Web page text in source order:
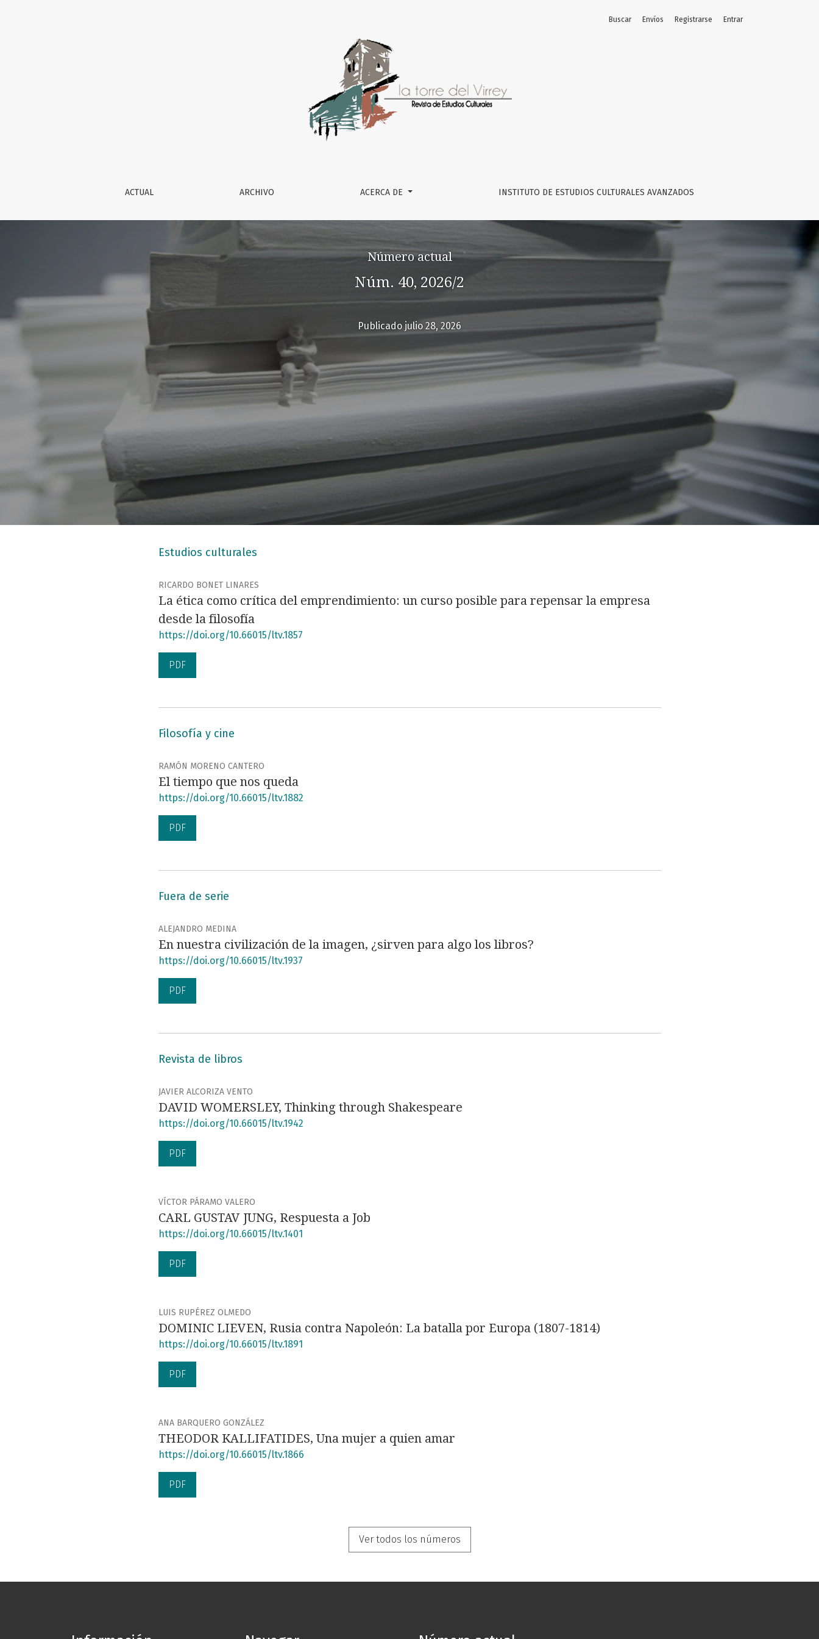
ACTUAL ARCHIVO ACERCA DE INSTITUTO DE ESTUDIOS CULTURALES AVANZADOS
Buscar Envíos Registrarse Entrar
Número actual
Núm. 40, 2026/2
Publicado julio 28, 2026
Estudios culturales
RICARDO BONET LINARES
La ética como crítica del emprendimiento: un curso posible para repensar la empresa
desde la filosofía
https://doi.org/10.66015/ltv.1857
PDF
Filosofía y cine
RAMÓN MORENO CANTERO
El tiempo que nos queda
https://doi.org/10.66015/ltv.1882
PDF
Fuera de serie
ALEJANDRO MEDINA
En nuestra civilización de la imagen, ¿sirven para algo los libros?
https://doi.org/10.66015/ltv.1937
PDF
Revista de libros
JAVIER ALCORIZA VENTO
DAVID WOMERSLEY, Thinking through Shakespeare
https://doi.org/10.66015/ltv.1942
PDF
VÍCTOR PÁRAMO VALERO
CARL GUSTAV JUNG, Respuesta a Job
https://doi.org/10.66015/ltv.1401
PDF
LUIS RUPÉREZ OLMEDO
DOMINIC LIEVEN, Rusia contra Napoleón: La batalla por Europa (1807-1814)
https://doi.org/10.66015/ltv.1891
PDF
ANA BARQUERO GONZÁLEZ
THEODOR KALLIFATIDES, Una mujer a quien amar
https://doi.org/10.66015/ltv.1866
PDF
Ver todos los números